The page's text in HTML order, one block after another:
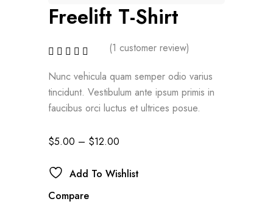
Freelift T-Shirt
(1 customer review)
Nunc vehicula quam semper odio varius
tincidunt. Vestibulum ante ipsum primis in
faucibus orci luctus et ultrices posue.
$5.00 – $12.00
Add To Wishlist
Compare